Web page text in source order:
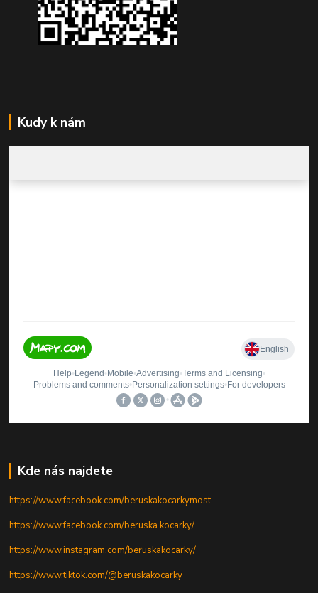
Kudy k nám
Kde nás najdete
https://www.facebook.com/beruskakocarkymost
https://www.facebook.com/beruska.kocarky/
https://www.instagram.com/beruskakocarky/
https://www.tiktok.com/@beruskakocarky